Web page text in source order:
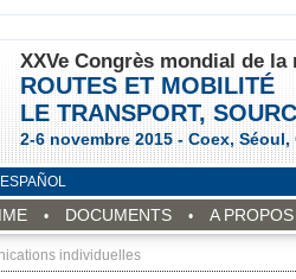
XXVe Congrès mondial de la
ROUTES ET MOBILITÉ
LE TRANSPORT,
2-6 novembre 2015 - Coex, Séoul,
ESPAÑOL
DOCUMENTS A
individuelles